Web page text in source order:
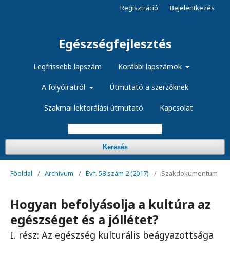
Egészségfejlesztés
Legfrissebb lapszám Korábbi lapszámok
A folyóiratról Útmutató a szerzőknek
Szakmai lektorálási útmutató Kapcsolat
Keresés
Regisztráció Bejelentkezés
Főoldal / Archívum / Évf. 58 szám 2 (2017) / Szakdokumentum
Hogyan befolyásolja a kultúra az
egészséget és a jóllétet?
I. rész: Az egészség kulturális beágyazottsága